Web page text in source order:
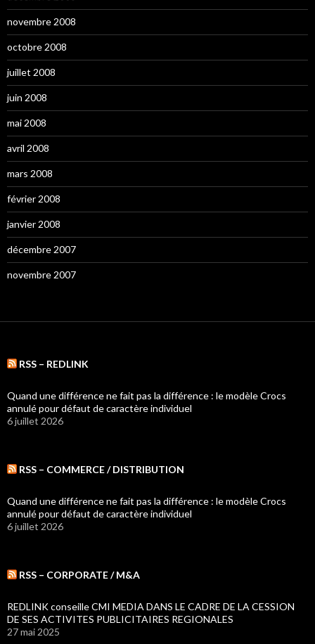
novembre 2008
octobre 2008
juillet 2008
juin 2008
mai 2008
avril 2008
mars 2008
février 2008
janvier 2008
décembre 2007
novembre 2007
RSS – REDLINK
Quand une différence ne fait pas la différence : le modèle Crocs
annulé pour défaut de caractère individuel
6 juillet 2026
RSS – COMMERCE / DISTRIBUTION
Quand une différence ne fait pas la différence : le modèle Crocs
annulé pour défaut de caractère individuel
6 juillet 2026
RSS – CORPORATE / M&A
REDLINK conseille CMI MEDIA DANS LE CADRE DE LA CESSION
DE SES ACTIVITES PUBLICITAIRES REGIONALES
27 mai 2025